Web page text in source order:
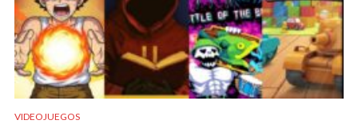
VIDEOJUEGOS